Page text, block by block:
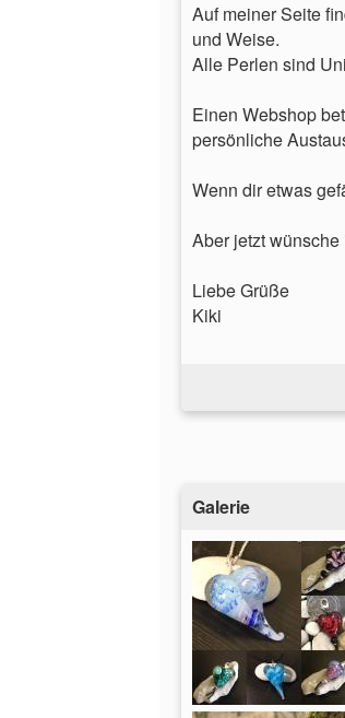
Auf meiner Seite
und Weise.
Alle Perlen sind
Einen Webshop
persönliche
Wenn dir etwas
Aber jetzt
Liebe Grüße
Kiki
Galerie